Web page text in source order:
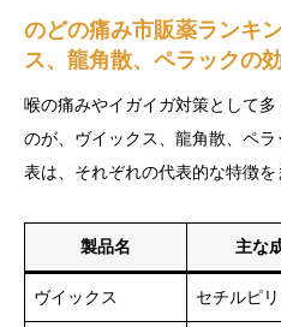
のどの痛み市販薬ランキ
ス、龍角散、ペラックの
喉の痛みやイガイガ対策として
のが、ヴイックス、龍角散、ペ
表は、それぞれの代表的な特徴を
製品名 主な
ヴイックス セチルピ